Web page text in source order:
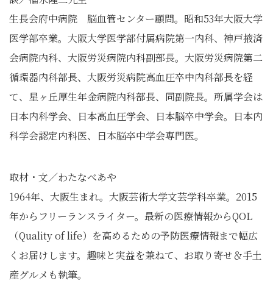
生長会府中病院 脳血管センター顧問。昭和53年大阪大学
医学部卒業。大阪大学医学部付属病院第一内科、神戸掖済
会病院内科、大阪労災病院内科副部長。大阪労災病院第二
循環器内科部長、大阪労災病院高血圧卒中内科部長を経
て、星ヶ丘厚生年金病院内科部長、同副院長。所属学会は
日本内科学会、日本高血圧学会、日本脳卒中学会。日本内
科学会認定内科医、日本脳卒中学会専門医。
取材・文／わたなべあや
1964年、大阪生まれ。大阪芸術大学文芸学科卒業。2015
年からフリーランスライター。最新の医療情報からQOL
（Quality of life）を高めるための予防医療情報まで幅広
くお届けします。趣味と実益を兼ねて、お取り寄せ＆手土
産グルメも執筆。